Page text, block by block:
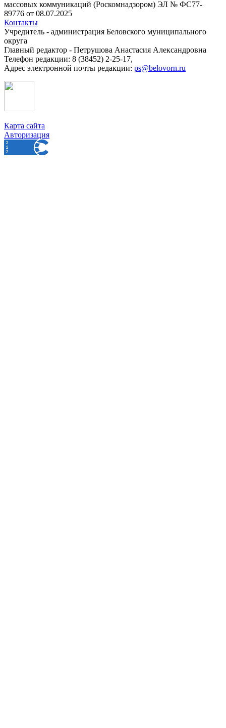
массовых коммуникаций (Роскомнадзором) ЭЛ № ФС77-
89776 от 08.07.2025
Контакты
Учредитель - администрация Беловского муниципального
округа
Главный редактор - Петрушова Анастасия Александровна
Телефон редакции: 8 (38452) 2-25-17,
Адрес электронной почты редакции: ps@belovorn.ru
Карта сайта
Авторизация